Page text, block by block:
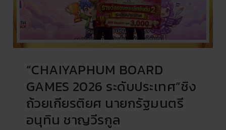
“CHAIYAPHUM BOARD
GAMES 2026 ระดับประเทศ”ชิง
ถ้วยเกียรติยศ นายกรัฐมนตรี
อนุทิน ชาญวีรกูล
เกียรติยศ
นายก
อนุทิน
ชาญ
วีร
กูล